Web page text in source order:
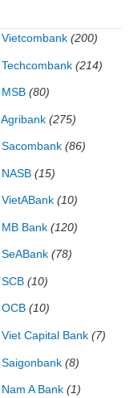
Vietcombank (200)
Techcombank (214)
MSB (80)
Agribank (275)
Sacombank (86)
NASB (15)
VietABank (10)
MB Bank (120)
SeABank (78)
SCB (10)
OCB (10)
Viet Capital Bank (7)
Saigonbank (8)
Nam A Bank (1)